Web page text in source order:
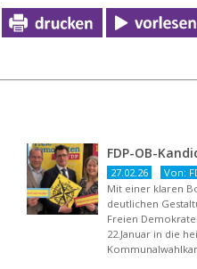
27.02.26
Von:
Mit einer klaren
deutlichen
Freien
22.Januar in die